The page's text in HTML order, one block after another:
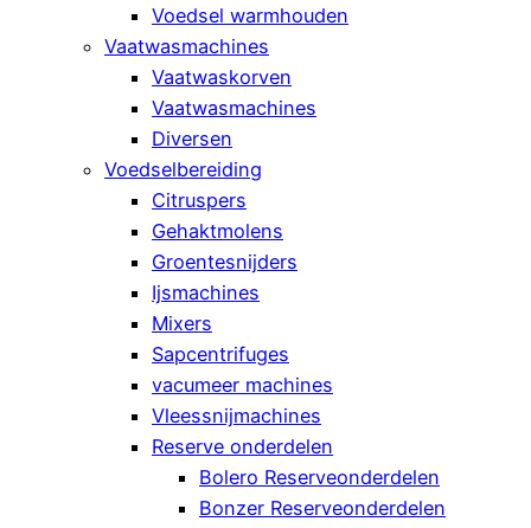
Voedsel warmhouden
Vaatwasmachines
Vaatwaskorven
Vaatwasmachines
Diversen
Voedselbereiding
Citruspers
Gehaktmolens
Groentesnijders
Ijsmachines
Mixers
Sapcentrifuges
vacumeer machines
Vleessnijmachines
Reserve onderdelen
Bolero Reserveonderdelen
Bonzer Reserveonderdelen